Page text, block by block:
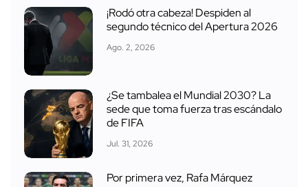
¡Rodó otra cabeza! Despiden al
segundo técnico del Apertura 2026
Ago. 2, 2026
¿Se tambalea el Mundial 2030? La
sede que toma fuerza tras escándalo
de FIFA
Jul. 31, 2026
Por primera vez, Rafa Márquez